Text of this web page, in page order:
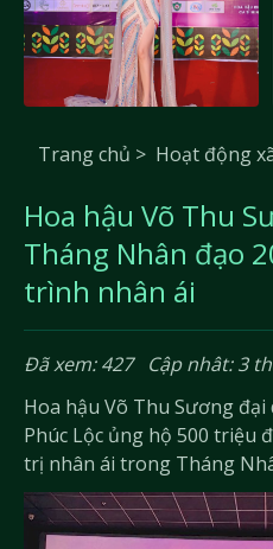
Trang chủ > Hoạt động
Hoa hậu Võ Thu
Tháng Nhân đạo
trình nhân ái
Đã xem: 427
Cập nhât: 3
Hoa hậu Võ Thu Sương
Phúc Lộc ủng hộ 500 triệu
trị nhân ái trong Tháng